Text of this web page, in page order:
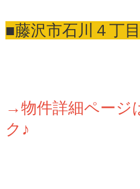
■藤沢市石川４丁
→物件詳細ページ
ク♪